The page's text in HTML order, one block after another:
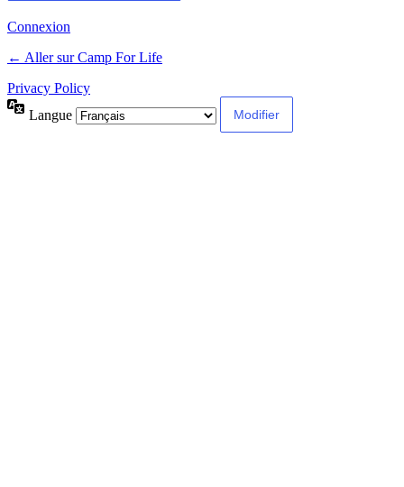
Connexion
← Aller sur Camp For Life
Privacy Policy
Langue